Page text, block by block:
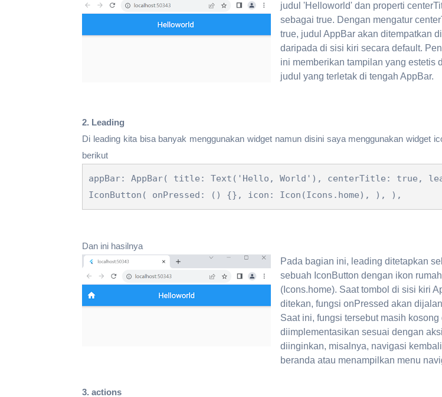
judul 'Helloworld' dan properti
sebagai true. Dengan mengatur
true, judul AppBar akan ditempatkan
daripada di sisi kiri secara default.
ini memberikan tampilan yang estetis
judul yang terletak di tengah AppBar.
2. Leading
Di leading kita bisa banyak menggunakan widget namun disini saya menggunakan widget
berikut
appBar: AppBar( title: Text('Hello, World'), centerTitle: true,
IconButton( onPressed: () {}, icon: Icon(Icons.home), ), ),
Dan ini hasilnya
Pada bagian ini, leading ditetapkan
sebuah IconButton dengan ikon rumah
(Icons.home). Saat tombol di sisi kiri
ditekan, fungsi onPressed akan
Saat ini, fungsi tersebut masih kosong
diimplementasikan sesuai dengan
diinginkan, misalnya, navigasi
beranda atau menampilkan menu
3. actions